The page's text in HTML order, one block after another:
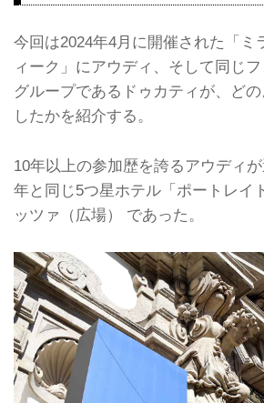
今回は2024年4月に開催された「ミ
ィーク」にアウディ、そして同じ
グループであるドゥカティが、ど
したかを紹介する。
10年以上の参加歴を誇るアウディ
年と同じ5つ星ホテル「ポートレイ
ッツァ（広場） であった。